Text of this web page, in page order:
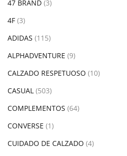
47 BRAND (3)
4F (3)
ADIDAS (115)
ALPHADVENTURE (9)
CALZADO RESPETUOSO (10)
CASUAL (503)
COMPLEMENTOS (64)
CONVERSE (1)
CUIDADO DE CALZADO (4)